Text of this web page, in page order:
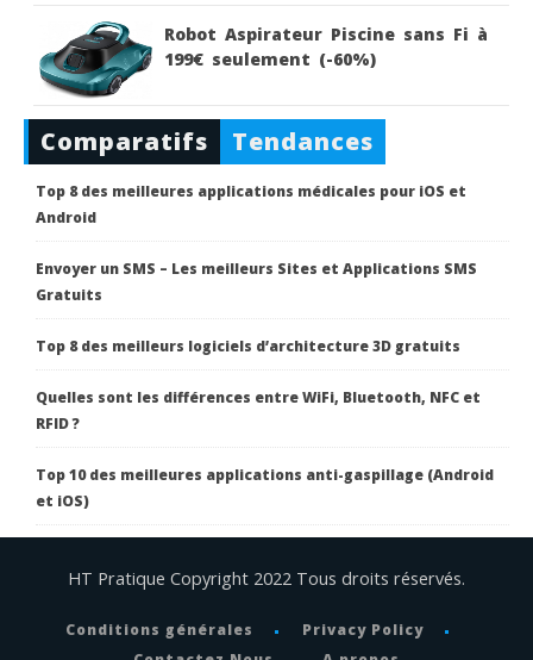
Robot Aspirateur Piscine sans Fi à
199€ seulement (-60%)
Comparatifs Tendances
Top 8 des meilleures applications médicales pour iOS et
Android
Envoyer un SMS – Les meilleurs Sites et Applications SMS
Gratuits
Top 8 des meilleurs logiciels d’architecture 3D gratuits
Quelles sont les différences entre WiFi, Bluetooth, NFC et
RFID ?
Top 10 des meilleures applications anti-gaspillage (Android
et iOS)
HT Pratique Copyright 2022 Tous droits réservés.
Conditions générales
Privacy Policy